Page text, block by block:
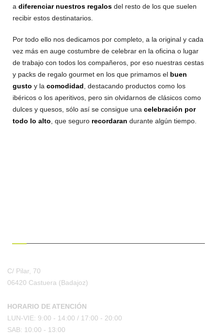
adiferenciar nuestros regalos del resto de los que suelen
recibir estos destinatarios.
Por todo ello nos dedicamos por completo, a la original y cada
vez más en auge costumbre de celebrar en la oficina o lugar
de trabajo con todos los compañeros, por eso nuestras cestas
y packs de regalo gourmet en los que primamos el buen
gusto y lacomodidad , destacando productos como los
ibéricos o los aperitivos, pero sin olvidarnos de clásicos como
dulces y quesos, sólo así se consigue unacelebración por
todo lo alto , que seguro recordaran durante algún tiempo.
C/ Pilar, 70
06420 Castuera (Badajoz)
HORARIO DE ATENCIÓN
LUN-VIE: 9:00 - 14:00 / 17:00 - 20:00
SAB: 10:00 - 13:00